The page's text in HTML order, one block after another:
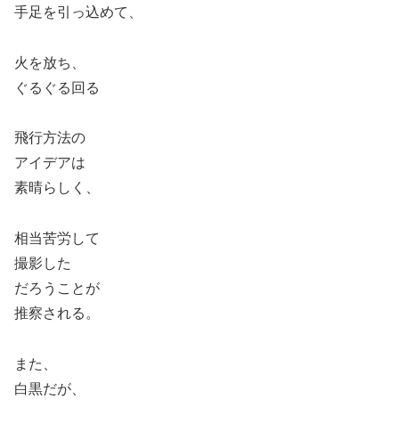
手足を引っ込めて、
火を放ち、
ぐるぐる回る
飛行方法の
アイデアは
素晴らしく、
相当苦労して
撮影した
だろうことが
推察される。
また、
白黒だが、